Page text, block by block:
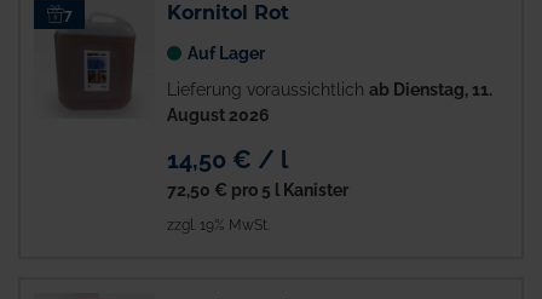
7 Kornitol Rot
Auf Lager
Lieferung voraussichtlich ab Dienstag, 11.
August 2026
14,50 € / l
72,50 € pro 5 l Kanister
zzgl. 19% MwSt.